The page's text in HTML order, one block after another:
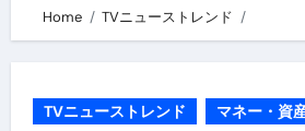
Home TVニューストレンド
TVニューストレンド マネー・資